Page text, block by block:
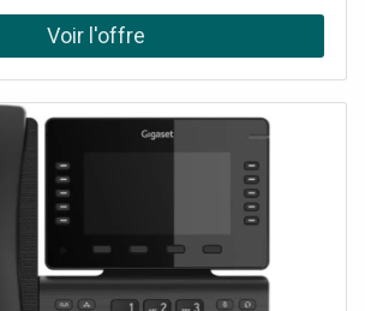
x 2 Protection de l'entreprise avec
crypté Conférence à 3 et haut-
4 touches de lignes polyvalentes